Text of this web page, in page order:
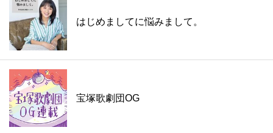
はじめましてに悩みまして。
宝塚歌劇団OG